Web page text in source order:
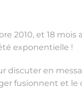
2010, et 18 mois
exponentielle !
discuter en
fusionnent et